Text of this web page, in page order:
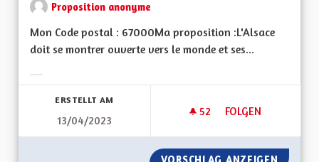
Proposition anonyme
Mon Code postal : 67000Ma proposition :L'Alsace
doit se montrer ouverte vers le monde et ses...
ERSTELLT AM
13/04/2023
52 52 FOLLOWER
FOLGEN
POUR UNE